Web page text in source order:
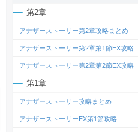
第2章
アナザーストーリー第2章攻略まとめ
アナザーストーリー第2章第1節EX攻略
アナザーストーリー第2章第2節EX攻略
第1章
アナザーストーリー攻略まとめ
アナザーストーリーEX第1節攻略